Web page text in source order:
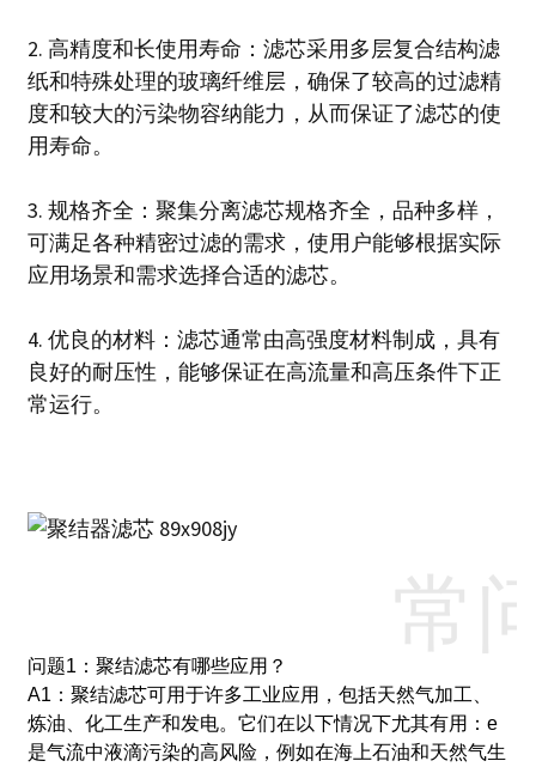
2. 高精度和长使用寿命：滤芯采用多层复合结构滤
纸和特殊处理的玻璃纤维层，确保了较高的过滤精
度和较大的污染物容纳能力，从而保证了滤芯的使
用寿命。
3. 规格齐全：聚集分离滤芯规格齐全，品种多样，
可满足各种精密过滤的需求，使用户能够根据实际
应用场景和需求选择合适的滤芯。
4. 优良的材料：滤芯通常由高强度材料制成，具有
良好的耐压性，能够保证在高流量和高压条件下正
常运行。
问题1：聚结滤芯有哪些应用？
A1：聚结滤芯可用于许多工业应用，包括天然气加工、
炼油、化工生产和发电。 它们在以下情况下尤其有用： e
是气流中液滴污染的高风险，例如在海上石油和天然气生